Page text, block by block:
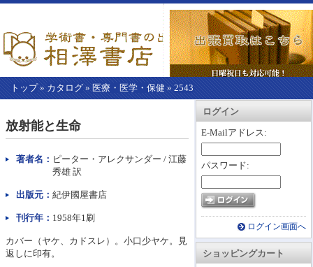
トップ» カタログ » 医療・医学・保健 » 2543
カートを見る
ログイン
E-Mailアドレス:
パスワード:
ログイン画面へ
ショッピングカート
こ
か
本
放射能と生命
著者名： ピーター・アレクサンダー / 江藤
秀雄 訳
出版元： 紀伊國屋書店
刊行年： 1958年1刷
カバー（ヤケ、カドスレ）。小口少ヤケ。見
返しに印有。